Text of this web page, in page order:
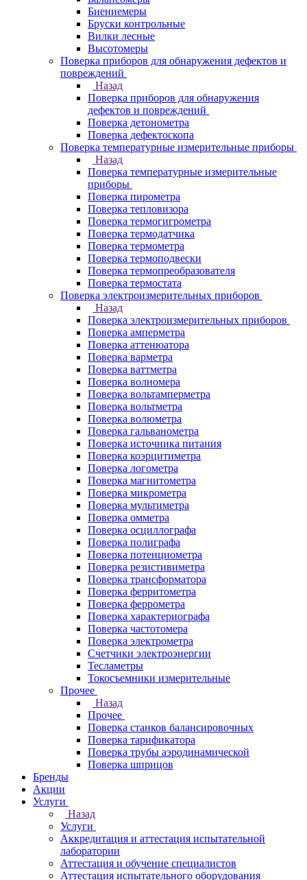
Биениемеры
Бруски контрольные
Вилки лесные
Высотомеры
Поверка приборов для обнаружения дефектов и
повреждений
Назад
Поверка приборов для обнаружения
дефектов и повреждений
Поверка детонометра
Поверка дефектоскопа
Поверка температурные измерительные приборы
Назад
Поверка температурные измерительные
приборы
Поверка пирометра
Поверка тепловизора
Поверка термогигрометра
Поверка термодатчика
Поверка термометра
Поверка термоподвески
Поверка термопреобразователя
Поверка термостата
Поверка электроизмерительных приборов
Назад
Поверка электроизмерительных приборов
Поверка амперметра
Поверка аттенюатора
Поверка варметра
Поверка ваттметра
Поверка волномера
Поверка вольтамперметра
Поверка вольтметра
Поверка волюметра
Поверка гальванометра
Поверка источника питания
Поверка коэрцитиметра
Поверка логометра
Поверка магнитометра
Поверка микрометра
Поверка мультиметра
Поверка омметра
Поверка осциллографа
Поверка полиграфа
Поверка потенциометра
Поверка резистивиметра
Поверка трансформатора
Поверка ферритометра
Поверка феррометра
Поверка характериографа
Поверка частотомера
Поверка электрометра
Счетчики электроэнергии
Тесламетры
Токосъемники измерительные
Прочее
Назад
Прочее
Поверка станков балансировочных
Поверка тарификатора
Поверка трубы аэродинамической
Поверка шприцов
Бренды
Акции
Услуги
Назад
Услуги
Аккредитация и аттестация испытательной
лаборатории
Аттестация и обучение специалистов
Аттестация испытательного оборудования